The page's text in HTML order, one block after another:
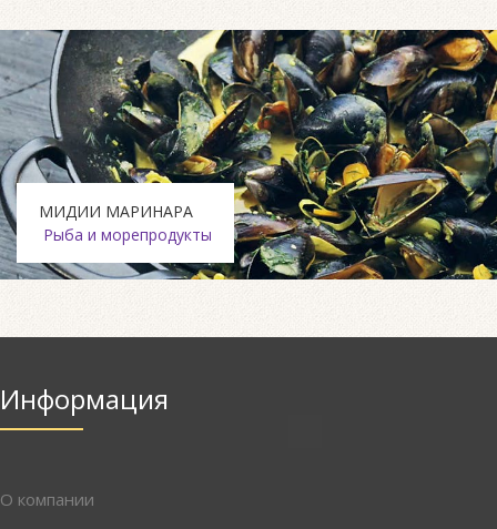
МИДИИ МАРИНАРА
Рыба и морепродукты
Информация
О компании